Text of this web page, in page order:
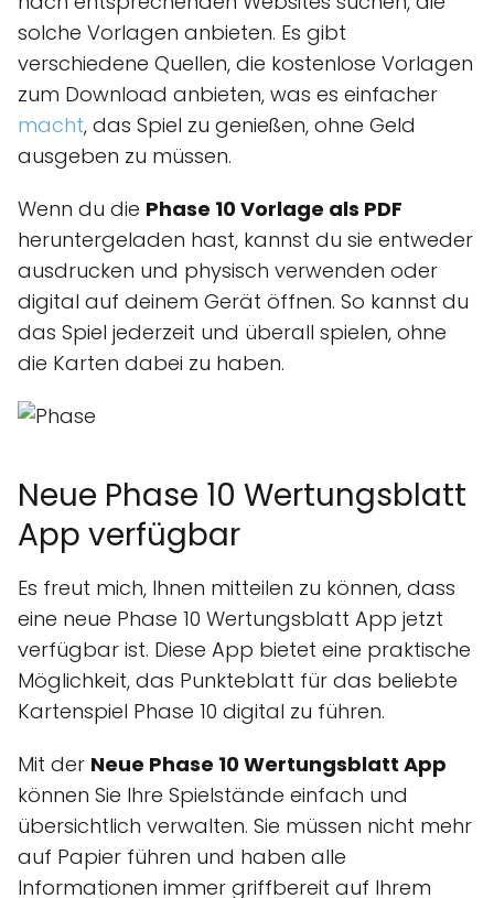
solche Vorlagen anbieten. Es gibt
verschiedene Quellen, die kostenlose Vorlagen
zum Download anbieten, was es einfacher
macht, das Spiel zu genießen, ohne Geld
ausgeben zu müssen.
Wenn du die Phase 10 Vorlage als PDF
heruntergeladen hast, kannst du sie entweder
ausdrucken und physisch verwenden oder
digital auf deinem Gerät öffnen. So kannst du
das Spiel jederzeit und überall spielen, ohne
die Karten dabei zu haben.
Neue Phase 10 Wertungsblatt
App verfügbar
Es freut mich, Ihnen mitteilen zu können, dass
eine neue Phase 10 Wertungsblatt App jetzt
verfügbar ist. Diese App bietet eine praktische
Möglichkeit, das Punkteblatt für das beliebte
Kartenspiel Phase 10 digital zu führen.
Mit der Neue Phase 10 Wertungsblatt App
können Sie Ihre Spielstände einfach und
übersichtlich verwalten. Sie müssen nicht mehr
auf Papier führen und haben alle
Informationen immer griffbereit auf Ihrem